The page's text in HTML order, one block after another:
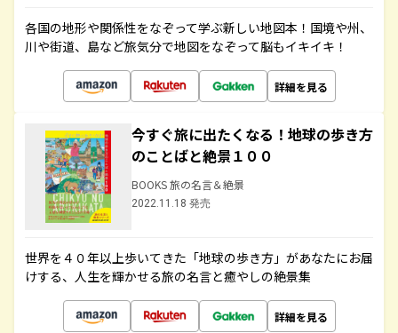
各国の地形や関係性をなぞって学ぶ新しい地図本！国境や州、
川や街道、島など旅気分で地図をなぞって脳もイキイキ！
詳細を見る
今すぐ旅に出たくなる！地球の歩き方
のことばと絶景１００
BOOKS 旅の名言＆絶景
2022.11.18 発売
世界を４０年以上歩いてきた「地球の歩き方」があなたにお届
けする、人生を輝かせる旅の名言と癒やしの絶景集
詳細を見る